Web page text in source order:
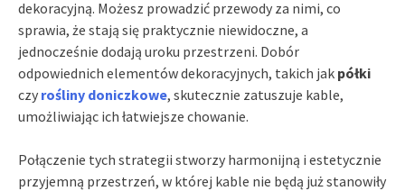
dekoracyjną. Możesz prowadzić przewody za nimi, co
sprawia, że stają się praktycznie niewidoczne, a
jednocześnie dodają uroku przestrzeni. Dobór
odpowiednich elementów dekoracyjnych, takich jak półki
czy rośliny doniczkowe, skutecznie zatuszuje kable,
umożliwiając ich łatwiejsze chowanie.
Połączenie tych strategii stworzy harmonijną i estetycznie
przyjemną przestrzeń, w której kable nie będą już stanowiły